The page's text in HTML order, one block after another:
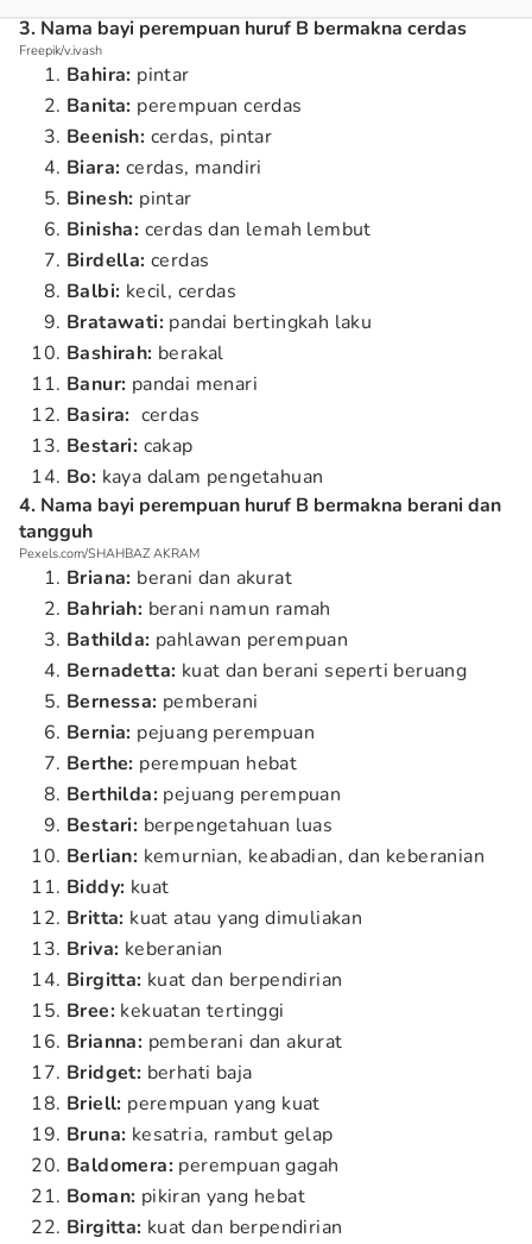
3. Nama bayi perempuan huruf B bermakna cerdas
Freepik/v.ivash
Bahira: pintar
Banita: perempuan cerdas
Beenish: cerdas, pintar
Biara: cerdas, mandiri
Binesh: pintar
Binisha: cerdas dan lemah lembut
Birdella: cerdas
Balbi: kecil, cerdas
Bratawati: pandai bertingkah laku
Bashirah: berakal
Banur: pandai menari
Basira: cerdas
Bestari: cakap
Bo: kaya dalam pengetahuan
4. Nama bayi perempuan huruf B bermakna berani dan
tangguh
Pexels.com/SHAHBAZ AKRAM
Briana: berani dan akurat
Bahriah: berani namun ramah
Bathilda: pahlawan perempuan
Bernadetta: kuat dan berani seperti beruang
Bernessa: pemberani
Bernia: pejuang perempuan
Berthe: perempuan hebat
Berthilda: pejuang perempuan
Bestari: berpengetahuan luas
Berlian: kemurnian, keabadian, dan keberanian
Biddy: kuat
Britta: kuat atau yang dimuliakan
Briva: keberanian
Birgitta: kuat dan berpendirian
Bree: kekuatan tertinggi
Brianna: pemberani dan akurat
Bridget: berhati baja
Briell: perempuan yang kuat
Bruna: kesatria, rambut gelap
Baldomera: perempuan gagah
Boman: pikiran yang hebat
Birgitta: kuat dan berpendirian